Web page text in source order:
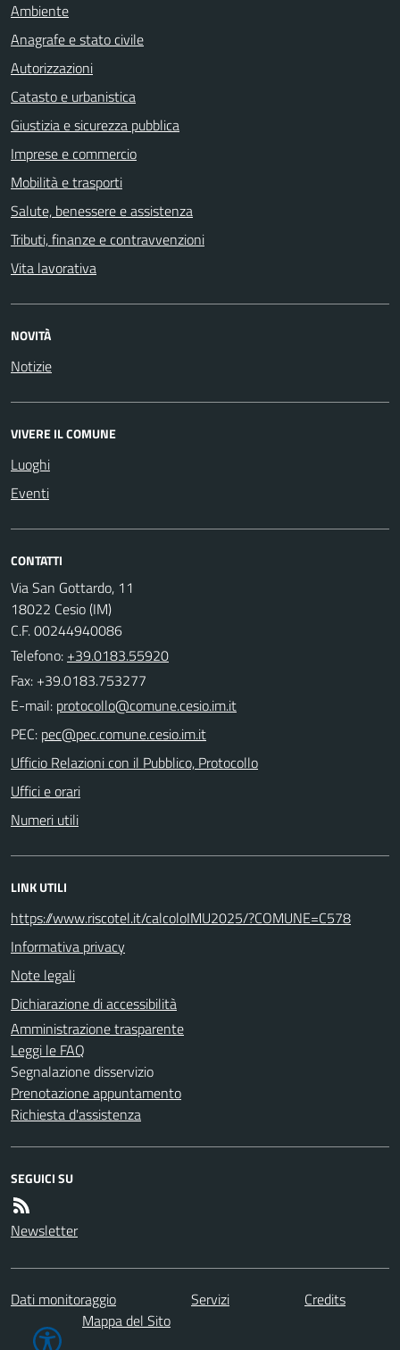
Ambiente
Anagrafe e stato civile
Autorizzazioni
Catasto e urbanistica
Giustizia e sicurezza pubblica
Imprese e commercio
Mobilità e trasporti
Salute, benessere e assistenza
Tributi, finanze e contravvenzioni
Vita lavorativa
NOVITÀ
Notizie
VIVERE IL COMUNE
Luoghi
Eventi
CONTATTI
Via San Gottardo, 11
18022 Cesio (IM)
C.F. 00244940086
Telefono: +39.0183.55920
Fax: +39.0183.753277
E-mail:
PEC:
Ufficio Relazioni con il Pubblico, Protocollo
Uffici e orari
Numeri utili
LINK UTILI
https://www.riscotel.it/calcoloIMU2025/?COMUNE=C578
Informativa privacy
Note legali
Dichiarazione di accessibilità
Amministrazione trasparente
Leggi le FAQ
Segnalazione disservizio
Prenotazione appuntamento
Richiesta d'assistenza
SEGUICI SU
Newsletter
Dati monitoraggio Servizi
Credits
Mappa del Sito